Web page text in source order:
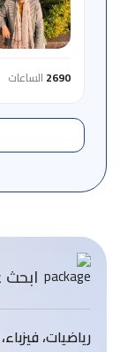
2690 الساعات
رياضيات،